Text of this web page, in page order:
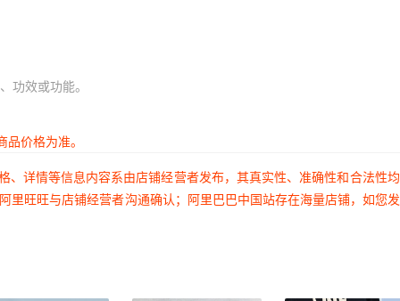
功效或功能。
价格为准。
详情等信息内容系由店铺经营者发布，其真实性、准确性和合法性
旺旺与店铺经营者沟通确认；阿里巴巴中国站存在海量店铺，如您